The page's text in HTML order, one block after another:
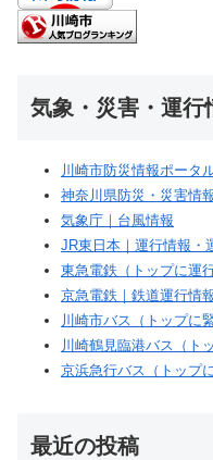
気象・災害・運行
川崎市防災情報ポータ
神奈川県防災・災害情
気象庁｜台風情報
JR東日本｜運行情報・
東急電鉄（トップに運
京急電鉄｜鉄道運行情
川崎市バス（トップに
川崎鶴見臨港バス（ト
京浜急行バス（トップ
最近の投稿